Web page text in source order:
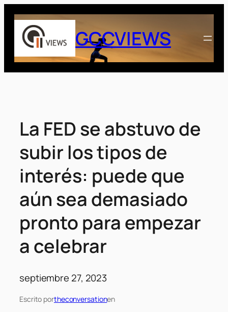
Saltar
contenido
GCCVIEWS
La FED se abstuvo de
subir los tipos de
interés: puede que
aún sea demasiado
pronto para empezar
a celebrar
septiembre 27, 2023
Escrito portheconversationen